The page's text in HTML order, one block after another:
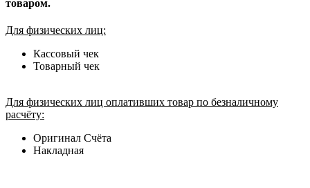
товаром.
Для физических лиц:
Кассовый чек
Товарный чек
Для физических лиц оплативших товар по безналичному
расчёту:
Оригинал Счёта
Накладная